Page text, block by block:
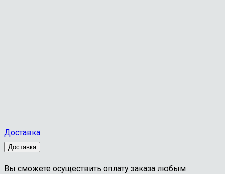
Доставка
Доставка
Вы сможете осуществить оплату заказа любым